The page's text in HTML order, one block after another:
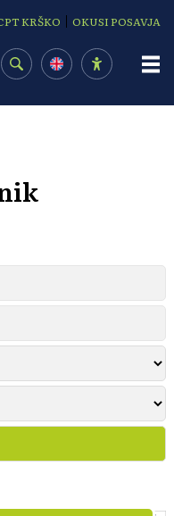
KRŠKO | OKUSI POSAVJA